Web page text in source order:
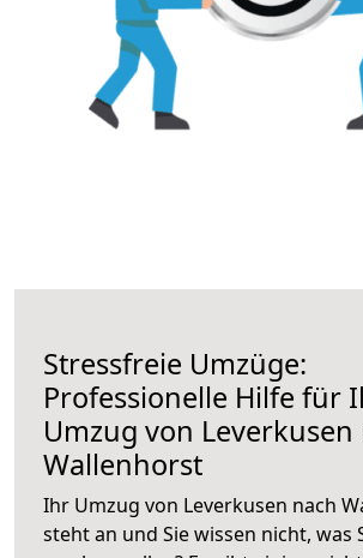
Stressfreie Umzüge:
Professionelle Hilfe für
Umzug von Leverkusen
Wallenhorst
Ihr Umzug von Leverkusen nach
steht an und Sie wissen nicht, was